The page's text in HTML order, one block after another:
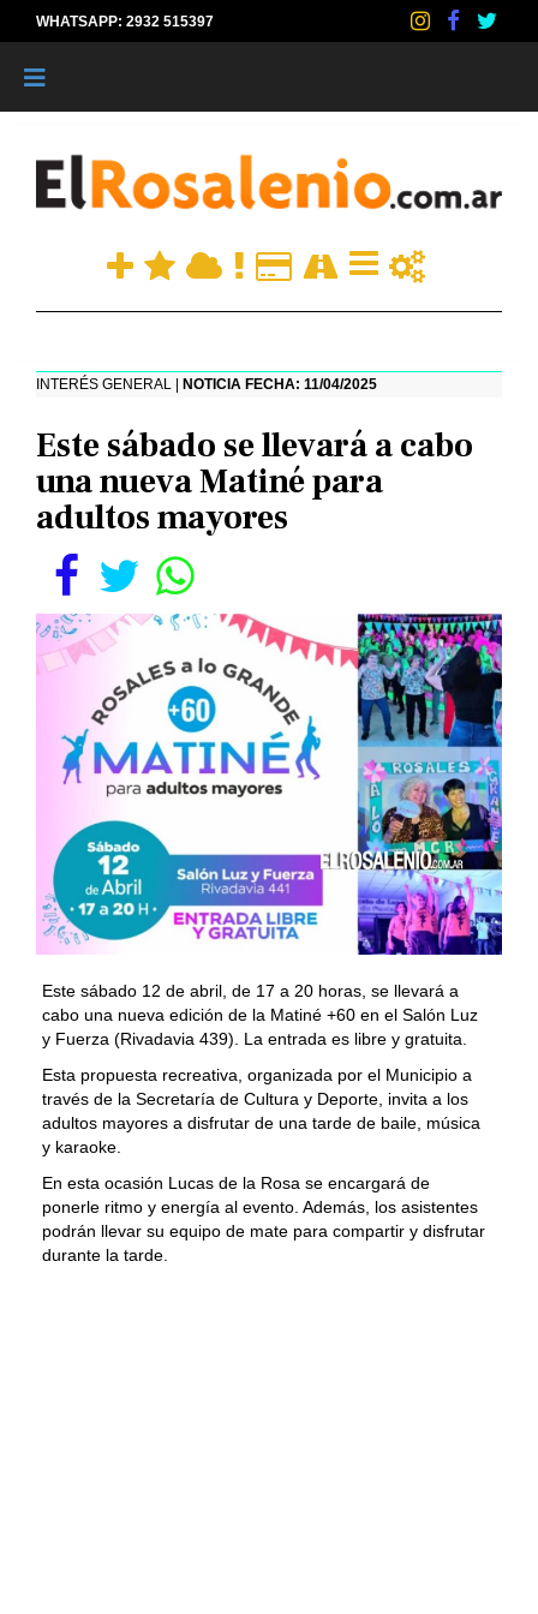
WHATSAPP: 2932 515397
INTERÉS GENERAL | NOTICIA FECHA: 11/04/2025
Este sábado se llevará a cabo
una nueva Matiné para
adultos mayores
Este sábado 12 de abril, de 17 a 20 horas, se llevará a
cabo una nueva edición de la Matiné +60 en el Salón Luz
y Fuerza (Rivadavia 439). La entrada es libre y gratuita.
Esta propuesta recreativa, organizada por el Municipio a
través de la Secretaría de Cultura y Deporte, invita a los
adultos mayores a disfrutar de una tarde de baile, música
y karaoke.
En esta ocasión Lucas de la Rosa se encargará de
ponerle ritmo y energía al evento. Además, los asistentes
podrán llevar su equipo de mate para compartir y disfrutar
durante la tarde.